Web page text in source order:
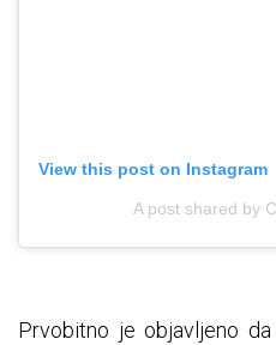
View this post on Instagram
A post shared by
Prvobitno je objavljeno